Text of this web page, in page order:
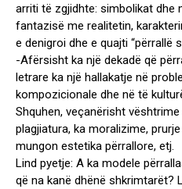
arriti të zgjidhte: simbolikat dhe
fantazisë me realitetin,
e denigroi dhe e quajti “përrallë
-Afërsisht ka një dekadë që
letrare ka një hallakatje në
kompozicionale dhe në të
Shquhen, veçanërisht
plagjiatura, ka moralizime,
mungon estetika përrallore, etj.
Lind pyetje: A ka modele
që na kanë dhënë shkrimtarët?